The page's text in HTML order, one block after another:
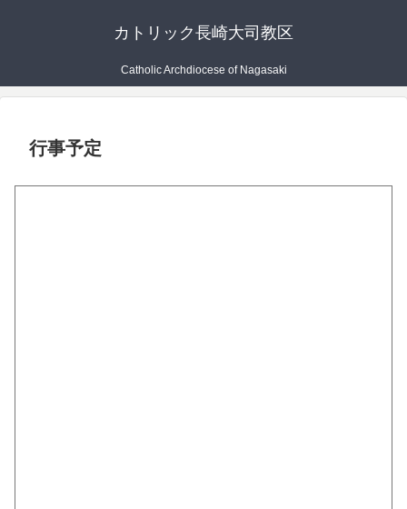
カトリック長崎大司教区
Catholic Archdiocese of Nagasaki
行事予定